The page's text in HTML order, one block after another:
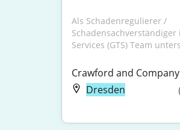
Als Schadenregulierer /
Schadensachverständiger
Services (GTS) Team
Crawford and
Dresden